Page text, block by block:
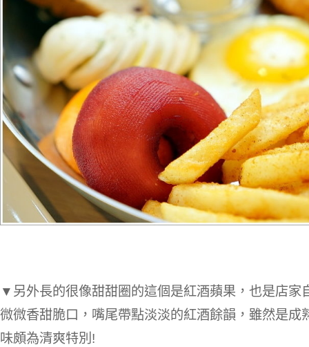
▼另外長的很像甜甜圈的這個是紅酒蘋果，也是店家
微微香甜脆口，嘴尾帶點淡淡的紅酒餘韻，雖然是成
味頗為清爽特別!